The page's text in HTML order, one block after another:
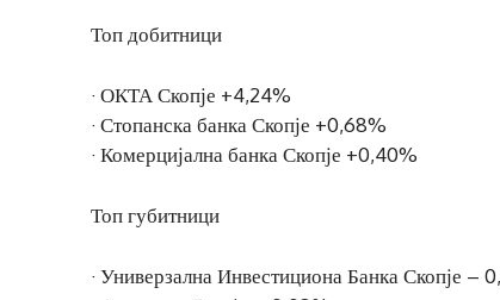
Топ добитници
· ОКТА Скопје +4,24%
· Стопанска банка Скопје +0,68%
· Комерцијална банка Скопје +0,40%
Топ губитници
· Универзална Инвестициона Банка Скопје –